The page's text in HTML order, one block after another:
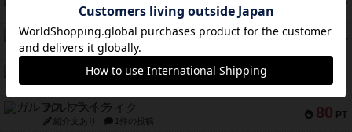
PT
紹介文なし 5件の投稿
94 PT
ファースト・イン・フライト
紹介文あり 3件の投稿
PT
ダイススローン
紹介文なし 1件の投稿
80 PT
ガルフストライク
紹介文あり 1件の投稿